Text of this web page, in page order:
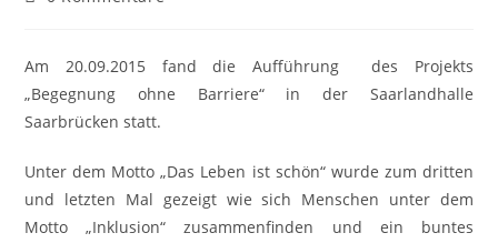
Am 20.09.2015 fand die Aufführung des Projekts
„Begegnung ohne Barriere“ in der Saarlandhalle
Saarbrücken statt.
Unter dem Motto „Das Leben ist schön“ wurde zum dritten
und letzten Mal gezeigt wie sich Menschen unter dem
Motto „Inklusion“ zusammenfinden und ein buntes